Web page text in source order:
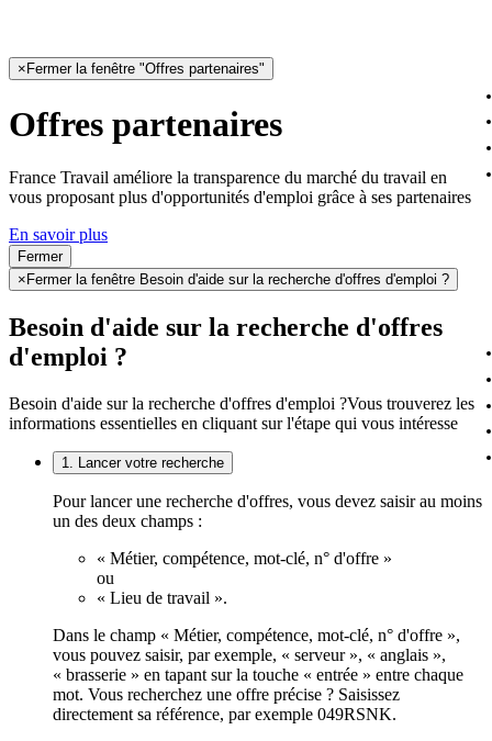
× Fermer la fenêtre "Offres partenaires"
Offres partenaires
France Travail améliore la transparence du marché du travail en
vous proposant plus d'opportunités d'emploi grâce à ses partenaires
En savoir plus
Fermer
× Fermer la fenêtre Besoin d'aide sur la recherche d'offres d'emploi ?
Besoin d'aide sur la recherche d'offres
d'emploi ?
Besoin d'aide sur la recherche d'offres d'emploi ?Vous trouverez les
informations essentielles en cliquant sur l'étape qui vous intéresse
1. Lancer votre recherche
Pour lancer une recherche d'offres, vous devez saisir au moins
un des deux champs :
« Métier, compétence, mot-clé, n° d'offre »
ou
« Lieu de travail ».
Dans le champ « Métier, compétence, mot-clé, n° d'offre »,
vous pouvez saisir, par exemple, « serveur », « anglais »,
« brasserie » en tapant sur la touche « entrée » entre chaque
mot. Vous recherchez une offre précise ? Saisissez
directement sa référence, par exemple 049RSNK.